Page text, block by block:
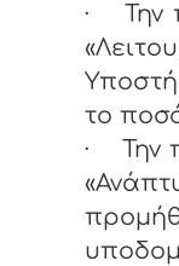
·
Την
το
·
Την